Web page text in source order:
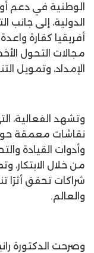
الوطنية في دعم
الدولية، إلى جانب
أفريقيا كقارة
مجالات التحول
الإمداد، وتمويل
نقاشات معمقة
وأدوات القيادة
من خلال الابتكار،
شراكات تحقق أثرًا
والعالم.
وصرحت الدكتورة